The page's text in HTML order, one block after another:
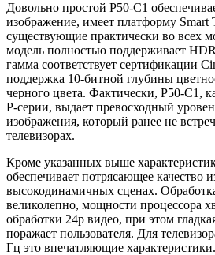
Довольно простой P50-C1
изображение, имеет платформу
существующие практически во всех
модель полностью поддерживает
гамма соответствует сертификации
поддержка 10-битной глубины
черного цвета. Фактически, P50-C1,
P-серии, выдает превосходный
изображения, который ранее не
телевизорах.
Кроме указанных выше
обеспечивает потрясающее качество
высокодинамичных сценах.
великолепно, мощности процессора
обработки 24p видео, при этом
поражает пользователя. Для
Гц это впечатляющие характеристики.